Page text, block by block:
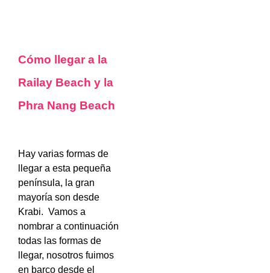
Cómo llegar a la
Railay Beach y la
Phra Nang Beach
Hay varias formas de
llegar a esta pequeña
península, la gran
mayoría son desde
Krabi. Vamos a
nombrar a continuación
todas las formas de
llegar, nosotros fuimos
en barco desde el